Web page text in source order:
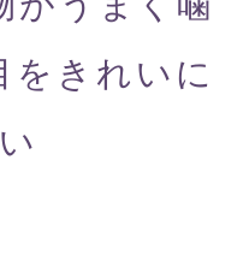
をきれいに